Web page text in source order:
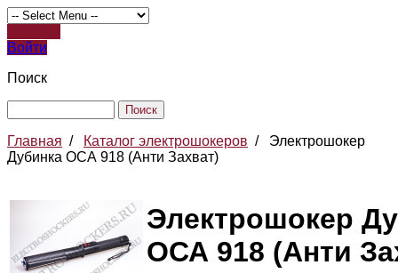
Войти
Поиск
Главная / Каталог электрошокеров /
Электрошокер
Дубинка ОСА 918 (Анти Захват)
Электрошокер
ОСА 918 (Анти